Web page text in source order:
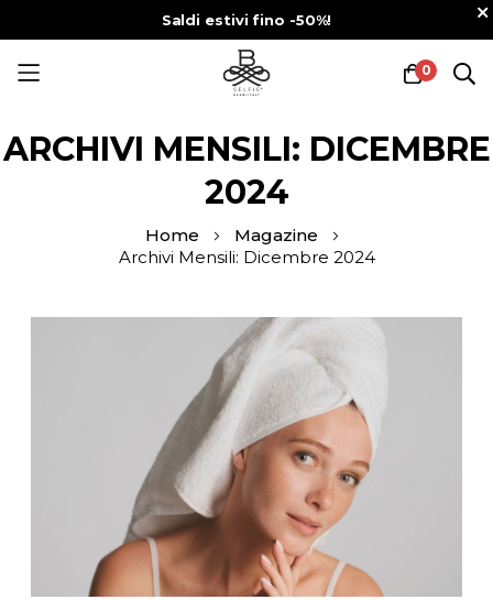
Saldi estivi fino -50%!
0
al
contenuto
ARCHIVI MENSILI: DICEMBRE
2024
Home
Magazine
Archivi Mensili: Dicembre 2024